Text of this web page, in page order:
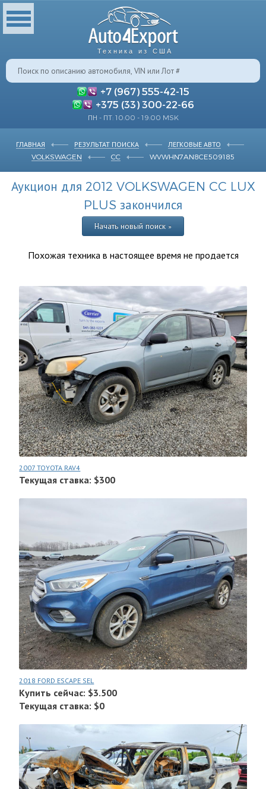
Техника из США
+7 (967) 555-42-15
+375 (33) 300-22-66
ПН - ПТ: 10:00 - 19:00 MSK
ГЛАВНАЯ РЕЗУЛЬТАТ ПОИСКА
ЛЕГКОВЫЕ АВТО
VOLKSWAGEN
CC WVWHN7AN8CE509185
Аукцион для 2012 VOLKSWAGEN CC LUX
PLUS закончился
Начать новый поиск »
Похожая техника в настоящее время не продается
2007 TOYOTA RAV4
Текущая ставка: $300
2018 FORD ESCAPE SEL
Купить сейчас: $3.500
Текущая ставка: $0